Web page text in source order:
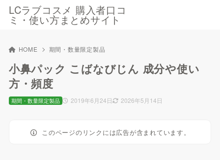
LCラブコスメ 購入者口コ
ミ・使い方まとめサイト
HOME 期間・数量限定製品
小鼻パック こばなびじん 成分や使い
方・頻度
2019年6月24日 2026年5月14日
期間・数量限定製品
このページのリンクには広告が含まれています。